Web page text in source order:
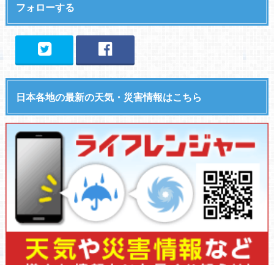
フォローする
日本各地の最新の天気・災害情報はこちら